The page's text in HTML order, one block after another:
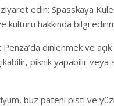
edin: Spasskaya
hakkında bilgi
dinlenmek ve
piknik yapabilir veya
buz pateni pisti ve